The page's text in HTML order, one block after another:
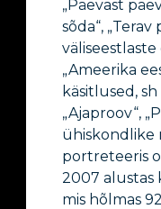
„Päevast
sõda“,
väliseestlaste
„Ameerika
käsitlused,
„Ajaproov“,
ühiskondlike
portreteeris
2007 alustas
mis hõlmas